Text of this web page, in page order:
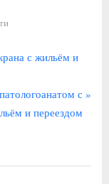
с жильём и
с
и переездом